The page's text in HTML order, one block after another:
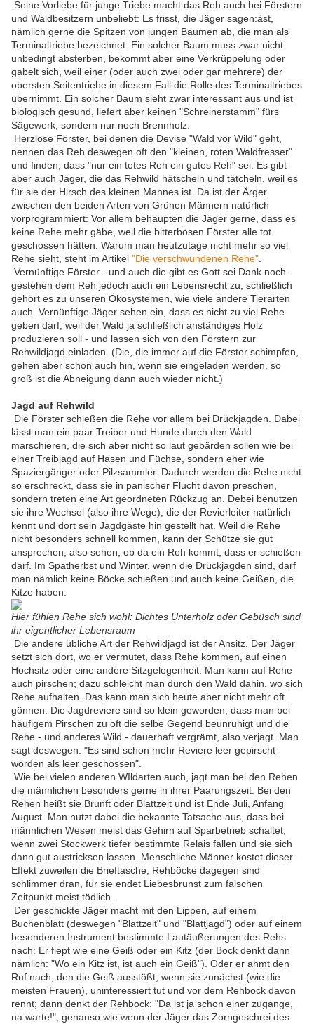
Seine Vorliebe für junge Triebe macht das Reh auch bei Förstern
und Waldbesitzern unbeliebt: Es frisst, die Jäger sagen:äst,
nämlich gerne die Spitzen von jungen Bäumen ab, die man als
Terminaltriebe bezeichnet. Ein solcher Baum muss zwar nicht
unbedingt absterben, bekommt aber eine Verkrüppelung oder
gabelt sich, weil einer (oder auch zwei oder gar mehrere) der
obersten Seitentriebe in diesem Fall die Rolle des Terminaltriebes
übernimmt. Ein solcher Baum sieht zwar interessant aus und ist
biologisch gesund, liefert aber keinen "Schreinerstamm" fürs
Sägewerk, sondern nur noch Brennholz.
Herzlose Förster, bei denen die Devise "Wald vor Wild" geht,
nennen das Reh deswegen oft den "kleinen, roten Waldfresser"
und finden, dass "nur ein totes Reh ein gutes Reh" sei. Es gibt
aber auch Jäger, die das Rehwild hätscheln und tätcheln, weil es
für sie der Hirsch des kleinen Mannes ist. Da ist der Ärger
zwischen den beiden Arten von Grünen Männern natürlich
vorprogrammiert: Vor allem behaupten die Jäger gerne, dass es
keine Rehe mehr gäbe, weil die bitterbösen Förster alle tot
geschossen hätten. Warum man heutzutage nicht mehr so viel
Rehe sieht, steht im Artikel "Die verschwundenen Rehe"
Vernünftige Förster - und auch die gibt es Gott sei Dank noch -
gestehen dem Reh jedoch auch ein Lebensrecht zu, schließlich
gehört es zu unseren Ökosystemen, wie viele andere Tierarten
auch. Vernünftige Jäger sehen ein, dass es nicht zu viel Rehe
geben darf, weil der Wald ja schließlich anständiges Holz
produzieren soll - und lassen sich von den Förstern zur
Rehwildjagd einladen. (Die, die immer auf die Förster schimpfen,
gehen aber schon auch hin, wenn sie eingeladen werden, so
groß ist die Abneigung dann auch wieder nicht.)
Jagd auf Rehwild
Die Förster schießen die Rehe vor allem bei Drückjagden. Dabei
lässt man ein paar Treiber und Hunde durch den Wald
marschieren, die sich aber nicht so laut gebärden sollen wie bei
einer Treibjagd auf Hasen und Füchse, sondern eher wie
Spaziergänger oder Pilzsammler. Dadurch werden die Rehe nicht
so erschreckt, dass sie in panischer Flucht davon preschen,
sondern treten eine Art geordneten Rückzug an. Debei benutzen
sie ihre Wechsel (also ihre Wege), die der Revierleiter natürlich
kennt und dort sein Jagdgäste hin gestellt hat. Weil die Rehe
nicht besonders schnell kommen, kann der Schütze sie gut
ansprechen, also sehen, ob da ein Reh kommt, dass er schießen
darf. Im Spätherbst und Winter, wenn die Drückjagden sind, darf
man nämlich keine Böcke schießen und auch keine Geißen, die
Kitze haben.
Hier fühlen Rehe sich wohl: Dichtes Unterholz oder Gebüsch sind
ihr eigentlicher Lebensraum
Die andere übliche Art der Rehwildjagd ist der Ansitz. Der Jäger
setzt sich dort, wo er vermutet, dass Rehe kommen, auf einen
Hochsitz oder eine andere Sitzgelegenheit. Man kann auf Rehe
auch pirschen; dazu schleicht man durch den Wald dahin, wo sich
Rehe aufhalten. Das kann man sich heute aber nicht mehr oft
gönnen. Die Jagdreviere sind so klein geworden, dass man bei
häufigem Pirschen zu oft die selbe Gegend beunruhigt und die
Rehe - und anderes Wild - dauerhaft vergrämt, also verjagt. Man
sagt deswegen: "Es sind schon mehr Reviere leer gepirscht
worden als leer geschossen".
Wie bei vielen anderen WIldarten auch, jagt man bei den Rehen
die männlichen besonders gerne in ihrer Paarungszeit. Bei den
Rehen heißt sie Brunft oder Blattzeit und ist Ende Juli, Anfang
August. Man nutzt dabei die bekannte Tatsache aus, dass bei
männlichen Wesen meist das Gehirn auf Sparbetrieb schaltet,
wenn zwei Stockwerk tiefer bestimmte Relais fallen und sie sich
dann gut austricksen lassen. Menschliche Männer kostet dieser
Effekt zuweilen die Brieftasche, Rehböcke dagegen sind
schlimmer dran, für sie endet Liebesbrunst zum falschen
Zeitpunkt meist tödlich.
Der geschickte Jäger macht mit den Lippen, auf einem
Buchenblatt (deswegen "Blattzeit" und "Blattjagd") oder auf einem
besonderen Instrument bestimmte Lautäußerungen des Rehs
nach: Er fiept wie eine Geiß oder ein Kitz (der Bock denkt dann
nämlich: "Wo ein Kitz ist, ist auch ein Geiß"). Oder er ahmt den
Ruf nach, den die Geiß ausstößt, wenn sie zunächst (wie die
meisten Frauen), uninteressiert tut und vor dem Rehbock davon
rennt; dann denkt der Rehbock: "Da ist ja schon einer zugange,
na warte!", genauso wie wenn der Jäger das Zorngeschrei des